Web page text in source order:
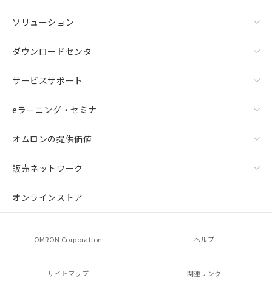
ソリューション
ダウンロードセンタ
サービスサポート
eラーニング・セミナ
オムロンの提供価値
販売ネットワーク
オンラインストア
OMRON Corporation ヘルプ
サイトマップ 関連リンク